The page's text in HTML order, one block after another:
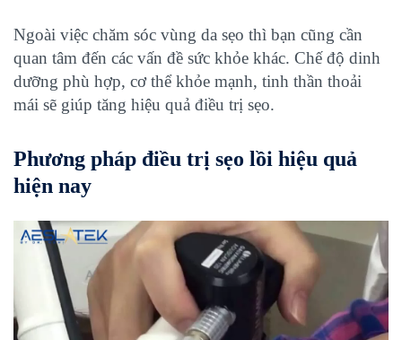
Ngoài việc chăm sóc vùng da sẹo thì bạn cũng cần
quan tâm đến các vấn đề sức khỏe khác. Chế độ dinh
dưỡng phù hợp, cơ thể khỏe mạnh, tinh thần thoải
mái sẽ giúp tăng hiệu quả điều trị sẹo.
Phương pháp điều trị sẹo lồi hiệu quả
hiện nay